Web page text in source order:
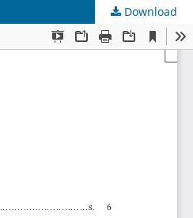
Download